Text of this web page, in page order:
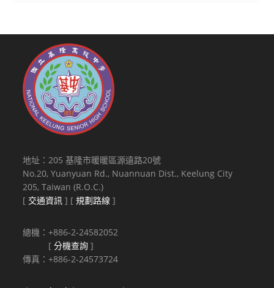
地址：205 基隆市暖暖區源遠路20號
No.20, Yuanyuan Rd., Nuannuan Dist., Keelung City
205, Taiwan (R.O.C.)
[ 交通資訊 ] [規劃路線 ]
總機：+886-2-24582052
[分機查詢 ]
傳真：+886-2-24573724